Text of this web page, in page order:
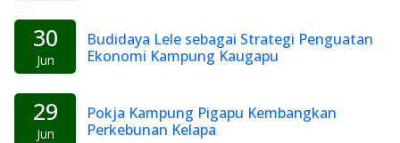
30
Jun
Budidaya Lele sebagai Strategi Penguatan
Ekonomi Kampung Kaugapu
29
Jun
Pokja Kampung Pigapu Kembangkan
Perkebunan Kelapa